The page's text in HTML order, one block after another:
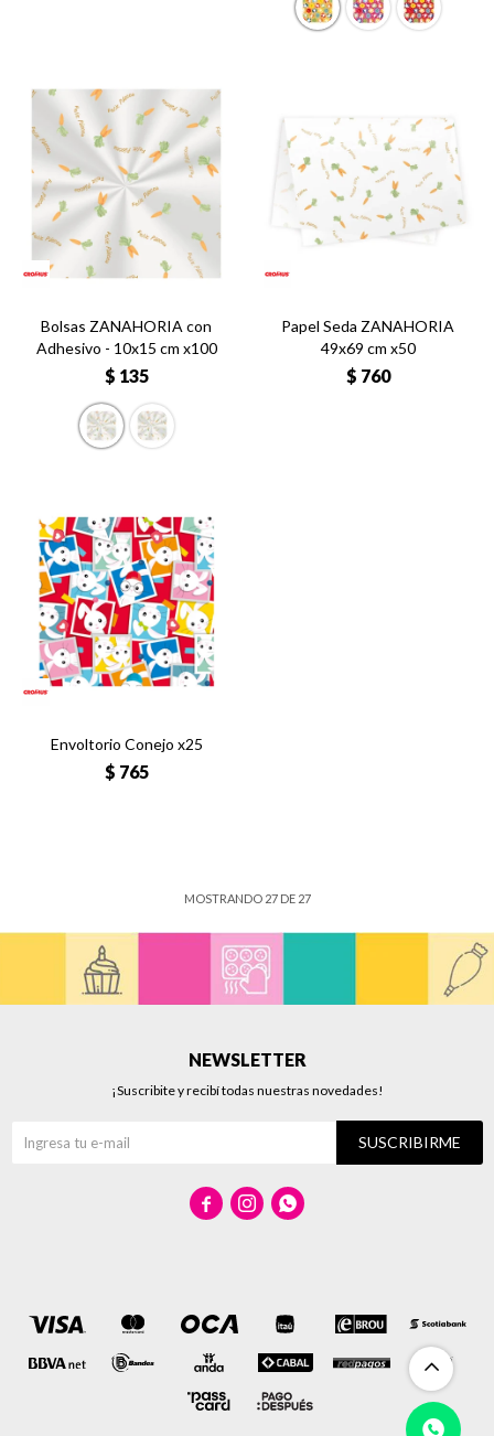
Bolsas ZANAHORIA con
Adhesivo - 10x15 cm x100
$ 135
Papel Seda ZANAHORIA
49x69 cm x50
$ 760
Envoltorio Conejo x25
$ 765
MOSTRANDO 27DE 27
NEWSLETTER
¡Suscribite y recibí todas nuestras novedades!
SUSCRIBIRME
  